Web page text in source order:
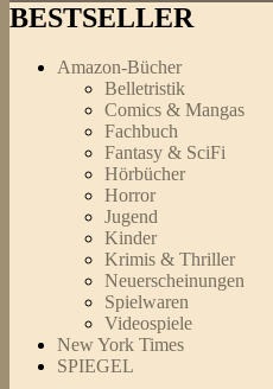
BESTSELLER
Amazon-Bücher
Belletristik
Comics & Mangas
Fachbuch
Fantasy & SciFi
Hörbücher
Horror
Jugend
Kinder
Krimis & Thriller
Neuerscheinungen
Spielwaren
Videospiele
New York Times
SPIEGEL